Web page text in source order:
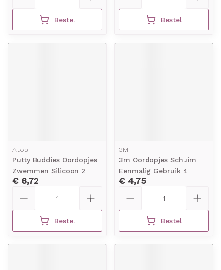
Bestel Bestel
Atos
Putty Buddies Oordopjes
Zwemmen Silicoon 2
€ 6,72
Bestel
3M
3m Oordopjes Schuim
Eenmalig Gebruik 4
€ 4,75
Bestel